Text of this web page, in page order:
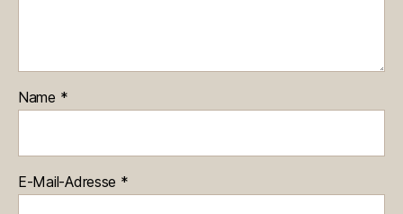
Name *
E-Mail-Adresse *